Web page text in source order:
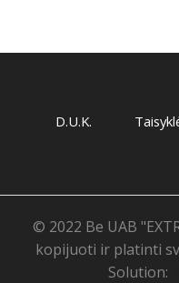
D.U.K.
© 2022 Be UAB
kopijuoti ir platinti
Solution: